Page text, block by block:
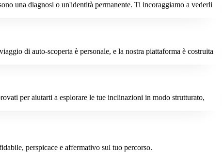
una diagnosi o un'identità permanente. Ti incoraggiamo a vederli
di auto-scoperta è personale, e la nostra piattaforma è costruita
per aiutarti a esplorare le tue inclinazioni in modo strutturato,
perspicace e affermativo sul tuo percorso.